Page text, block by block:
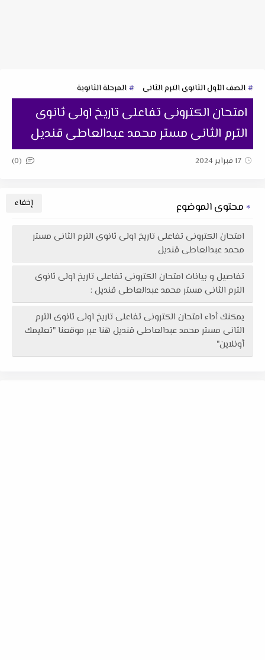
الصف الأول الثانوى الترم الثانى المرحلة الثانوية
امتحان الكترونى تفاعلى تاريخ اولى ثانوى
الترم الثانى مستر محمد عبدالعاطى قنديل
17 فبراير 2024 (0)
محتوى الموضوع
امتحان الكترونى تفاعلى تاريخ اولى ثانوى الترم الثانى مستر
محمد عبدالعاطى قنديل
تفاصيل و بيانات امتحان الكترونى تفاعلى تاريخ اولى ثانوى
الترم الثانى مستر محمد عبدالعاطى قنديل :
يمكنك أداء امتحان الكترونى تفاعلى تاريخ اولى ثانوى الترم
الثانى مستر محمد عبدالعاطى قنديل هنا عبر موقعنا "تعليمك
أونلاين"